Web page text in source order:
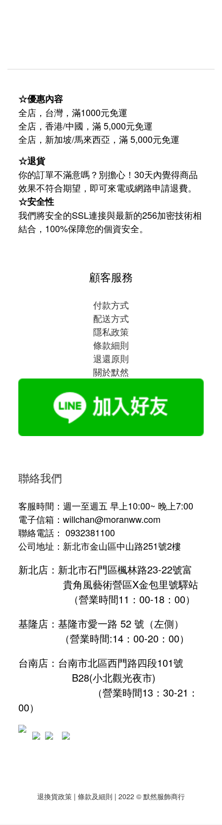
☆優惠內容
全店，台灣，滿1000元免運
全店，香港/中國，滿 5,000元免運
全店，新加坡/馬來西亞，滿 5,000元免運
☆退貨
你的訂單不滿意嗎？別擔心！30天內覺得商品
效果不符合期望，即可來電或網路申請退費。
☆安全性
我們將安全的SSL連接與最新的256加密技術相
結合，100%保障您的個資安全。
顧客服務
付款方式
配送方式
隱私政策
條款細則
退還原則
關於默然
聯絡我們
客服時間：週一至週五 早上10:00~ 晚上7:00
電子信箱：willchan@moranww.com
聯絡電話： 0932381100
公司地址：新北市金山區中山路251號2樓
新北店：新北市石門區楓林路23-22號富
貴角風藝術營區X金包里號驛站
（營業時間11：00-18：00）
基隆店：基隆市愛一路 52 號（左側）
（營業時間:14：00-20：00）
台南店：台南市北區西門路四段101號
B28(小北觀光夜市)
（營業時間13：30-21：
00）
退換貨政策 | 條款及細則 | 2022 © 默然服飾商行